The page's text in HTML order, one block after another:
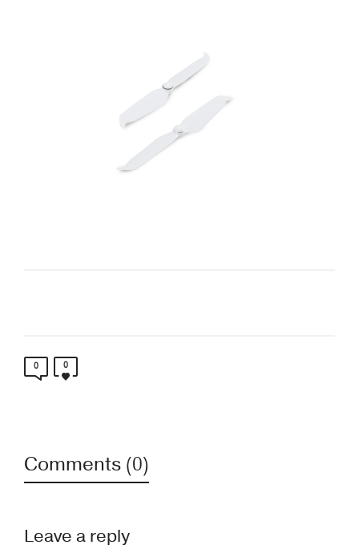
0 0
Comments (0)
Leave a reply